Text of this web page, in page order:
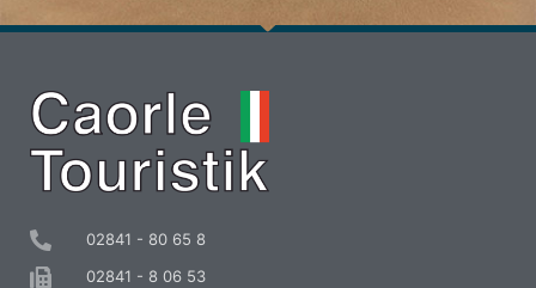
02841 - 80 65 8
02841 - 8 06 53